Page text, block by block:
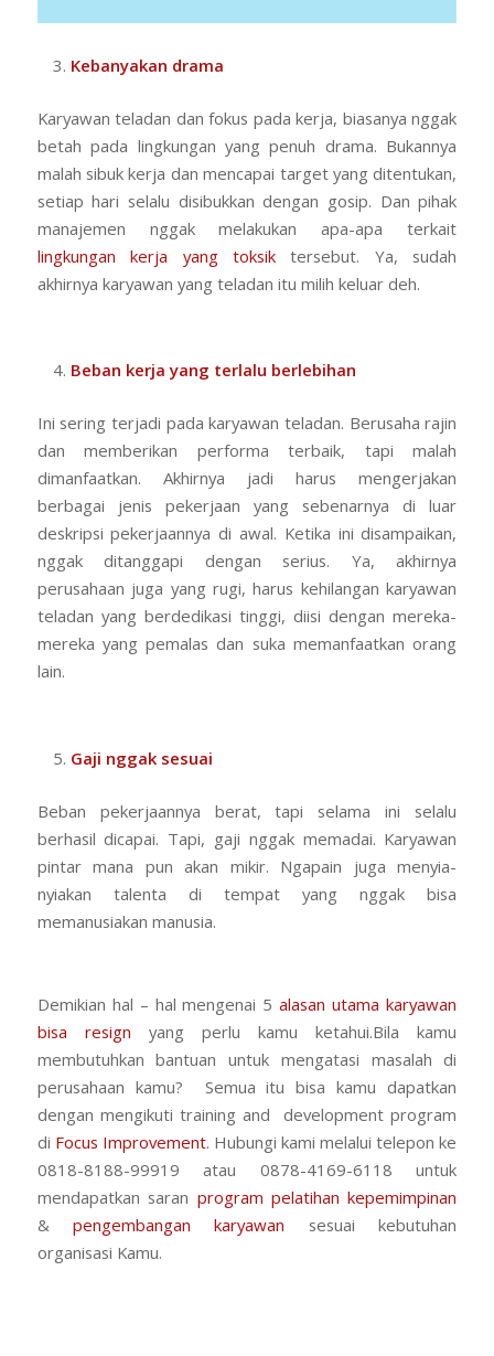
Kebanyakan drama
Karyawan teladan dan fokus pada kerja, biasanya nggak
betah pada lingkungan yang penuh drama. Bukannya
malah sibuk kerja dan mencapai target yang ditentukan,
setiap hari selalu disibukkan dengan gosip. Dan pihak
manajemen nggak melakukan apa-apa terkait
lingkungan kerja yang toksik tersebut. Ya, sudah
akhirnya karyawan yang teladan itu milih keluar deh.
Beban kerja yang terlalu berlebihan
Ini sering terjadi pada karyawan teladan. Berusaha rajin
dan memberikan performa terbaik, tapi malah
dimanfaatkan. Akhirnya jadi harus mengerjakan
berbagai jenis pekerjaan yang sebenarnya di luar
deskripsi pekerjaannya di awal. Ketika ini disampaikan,
nggak ditanggapi dengan serius. Ya, akhirnya
perusahaan juga yang rugi, harus kehilangan karyawan
teladan yang berdedikasi tinggi, diisi dengan mereka-
mereka yang pemalas dan suka memanfaatkan orang
lain.
Gaji nggak sesuai
Beban pekerjaannya berat, tapi selama ini selalu
berhasil dicapai. Tapi, gaji nggak memadai. Karyawan
pintar mana pun akan mikir. Ngapain juga menyia-
nyiakan talenta di tempat yang nggak bisa
memanusiakan manusia.
Demikian hal – hal mengenai 5alasan utama karyawan
bisa resign yang perlu kamu ketahui.Bila kamu
membutuhkan bantuan untuk mengatasi masalah di
perusahaan kamu? Semua itu bisa kamu dapatkan
dengan mengikuti training and development program
di Focus Improvement. Hubungi kami melalui telepon ke
0818-8188-99919 atau 0878-4169-6118 untuk
mendapatkan saran program pelatihan kepemimpinan
&pengembangan karyawan sesuai kebutuhan
organisasi Kamu.